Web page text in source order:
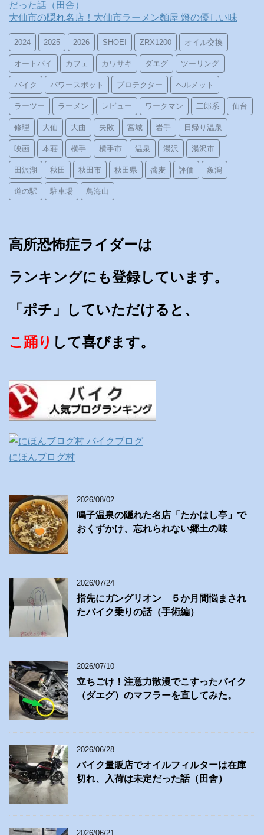
だった話（田舎）
大仙市の隠れ名店！大仙市ラーメン麵屋 燈の優しい味
2024 2025 2026 SHOEI ZRX1200 オイル交換
オートバイ カフェ カワサキ ダエグ ツーリング
バイク パワースポット プロテクター ヘルメット
ラーツー ラーメン レビュー ワークマン 二郎系 仙台
修理 大仙 大曲 失敗 宮城 岩手 日帰り温泉
映画 本荘 横手 横手市 温泉 湯沢 湯沢市
田沢湖 秋田 秋田市 秋田県 蕎麦 評価 象潟
道の駅 駐車場 鳥海山
高所恐怖症ライダーは
ランキングにも登録しています。
「ポチ」していただけると、
こ踊り して喜びます。
にほんブログ村
2026/08/02
鳴子温泉の隠れた名店「たかはし亭」で
おくずかけ、忘れられない郷土の味
2026/07/24
指先にガングリオン ５か月間悩まされ
たバイク乗りの話（手術編）
2026/07/10
立ちごけ！注意力散漫でこすったバイク
（ダエグ）のマフラーを直してみた。
2026/06/28
バイク量販店でオイルフィルターは在庫
切れ、入荷は未定だった話（田舎）
2026/06/21